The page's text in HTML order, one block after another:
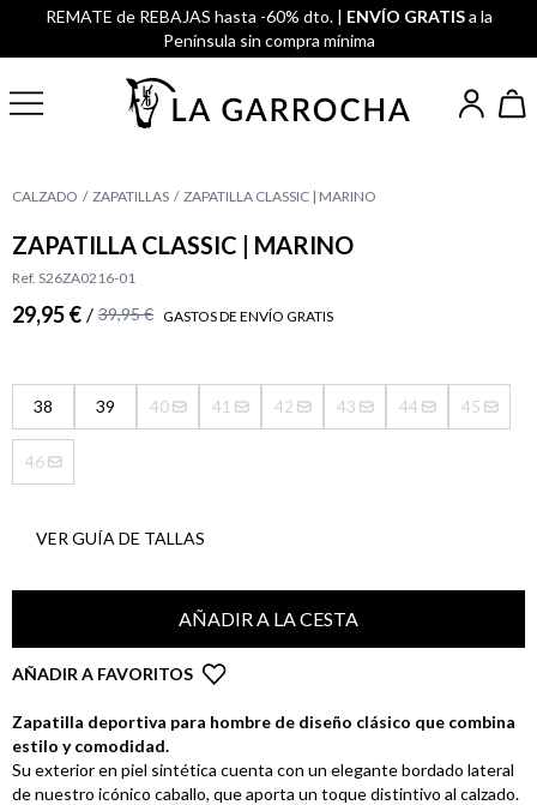
REMATE de REBAJAS hasta -60% dto. | ENVÍO GRATISa la
Península sin compra mínima
CALZADO ZAPATILLAS ZAPATILLA CLASSIC | MARINO
ZAPATILLA CLASSIC | MARINO
Ref. S26ZA0216-01
29,95 € / 39,95 € GASTOS DE ENVÍO GRATIS
38 39 40 41 42 43 44 45
46
VER GUÍA DE TALLAS
AÑADIR A LA CESTA
AÑADIR A FAVORITOS
Zapatilla deportiva para hombre de diseño clásico que combina
estilo y comodidad.
Su exterior en piel sintética cuenta con un elegante bordado lateral
de nuestro icónico caballo, que aporta un toque distintivo al calzado.